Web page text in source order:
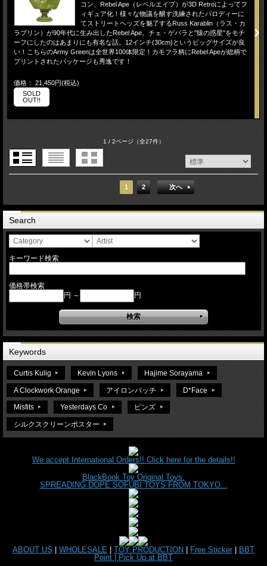
コン、Rebel Ape（レベルエイプ）が3D Retroによってフ
ィギュア化！様々な物議を醸す洗練されたパロディーに
てストリートヘッズを魅了するRuss Karablin（ラス・カ
ラブリン）が90年代に生み出したRebel Ape。チェ・ゲバラと"猿の惑星"をモチ
ーフにしたのはあまりにも有名な話。12インチ(30cm)というビッグサイズが良
い！こちらのArmy Greenは全世界100体限定！カモフラ柄にRebel Apeが総柄で
プリントされたパッケージも秀逸です！
価格： 21,450円(税込)
SOLD
OUT!!
1 / 2ページ（全27件）
1 2 次へ
Search
キーワード検索
価格帯検索
円 ～
円
Keywords
Curtis Kulig Kevin Lyons Hajime Sorayama
A Clockwork Orange アイロンパッチ D*Face
Misfits Yesterdays Co ピンズ
シルクスクリーンポスター
We accept International Orders!! Click here for the details!!
BlackBook Toy Original Toys.
SPREADING DOPE SOFUBI TOYS FROM TOKYO...
ABOUT US | WHOLESALE | TOY PRODUCTION | Free Sticker | BBT
Point | Pick Up at BBT